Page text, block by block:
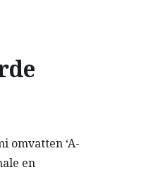
omvatten ‘A-
en